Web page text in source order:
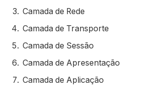
Camada de Rede
Camada de Transporte
Camada de Sessão
Camada de Apresentação
Camada de Aplicação